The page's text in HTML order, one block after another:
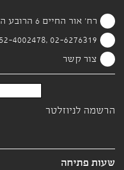
רח' אור החיים 6 הרובע היהודי, ירושלים
02-6276319 ,052-4002478
צור קשר
הרשמה לניוזלטר
שעות פתיחה